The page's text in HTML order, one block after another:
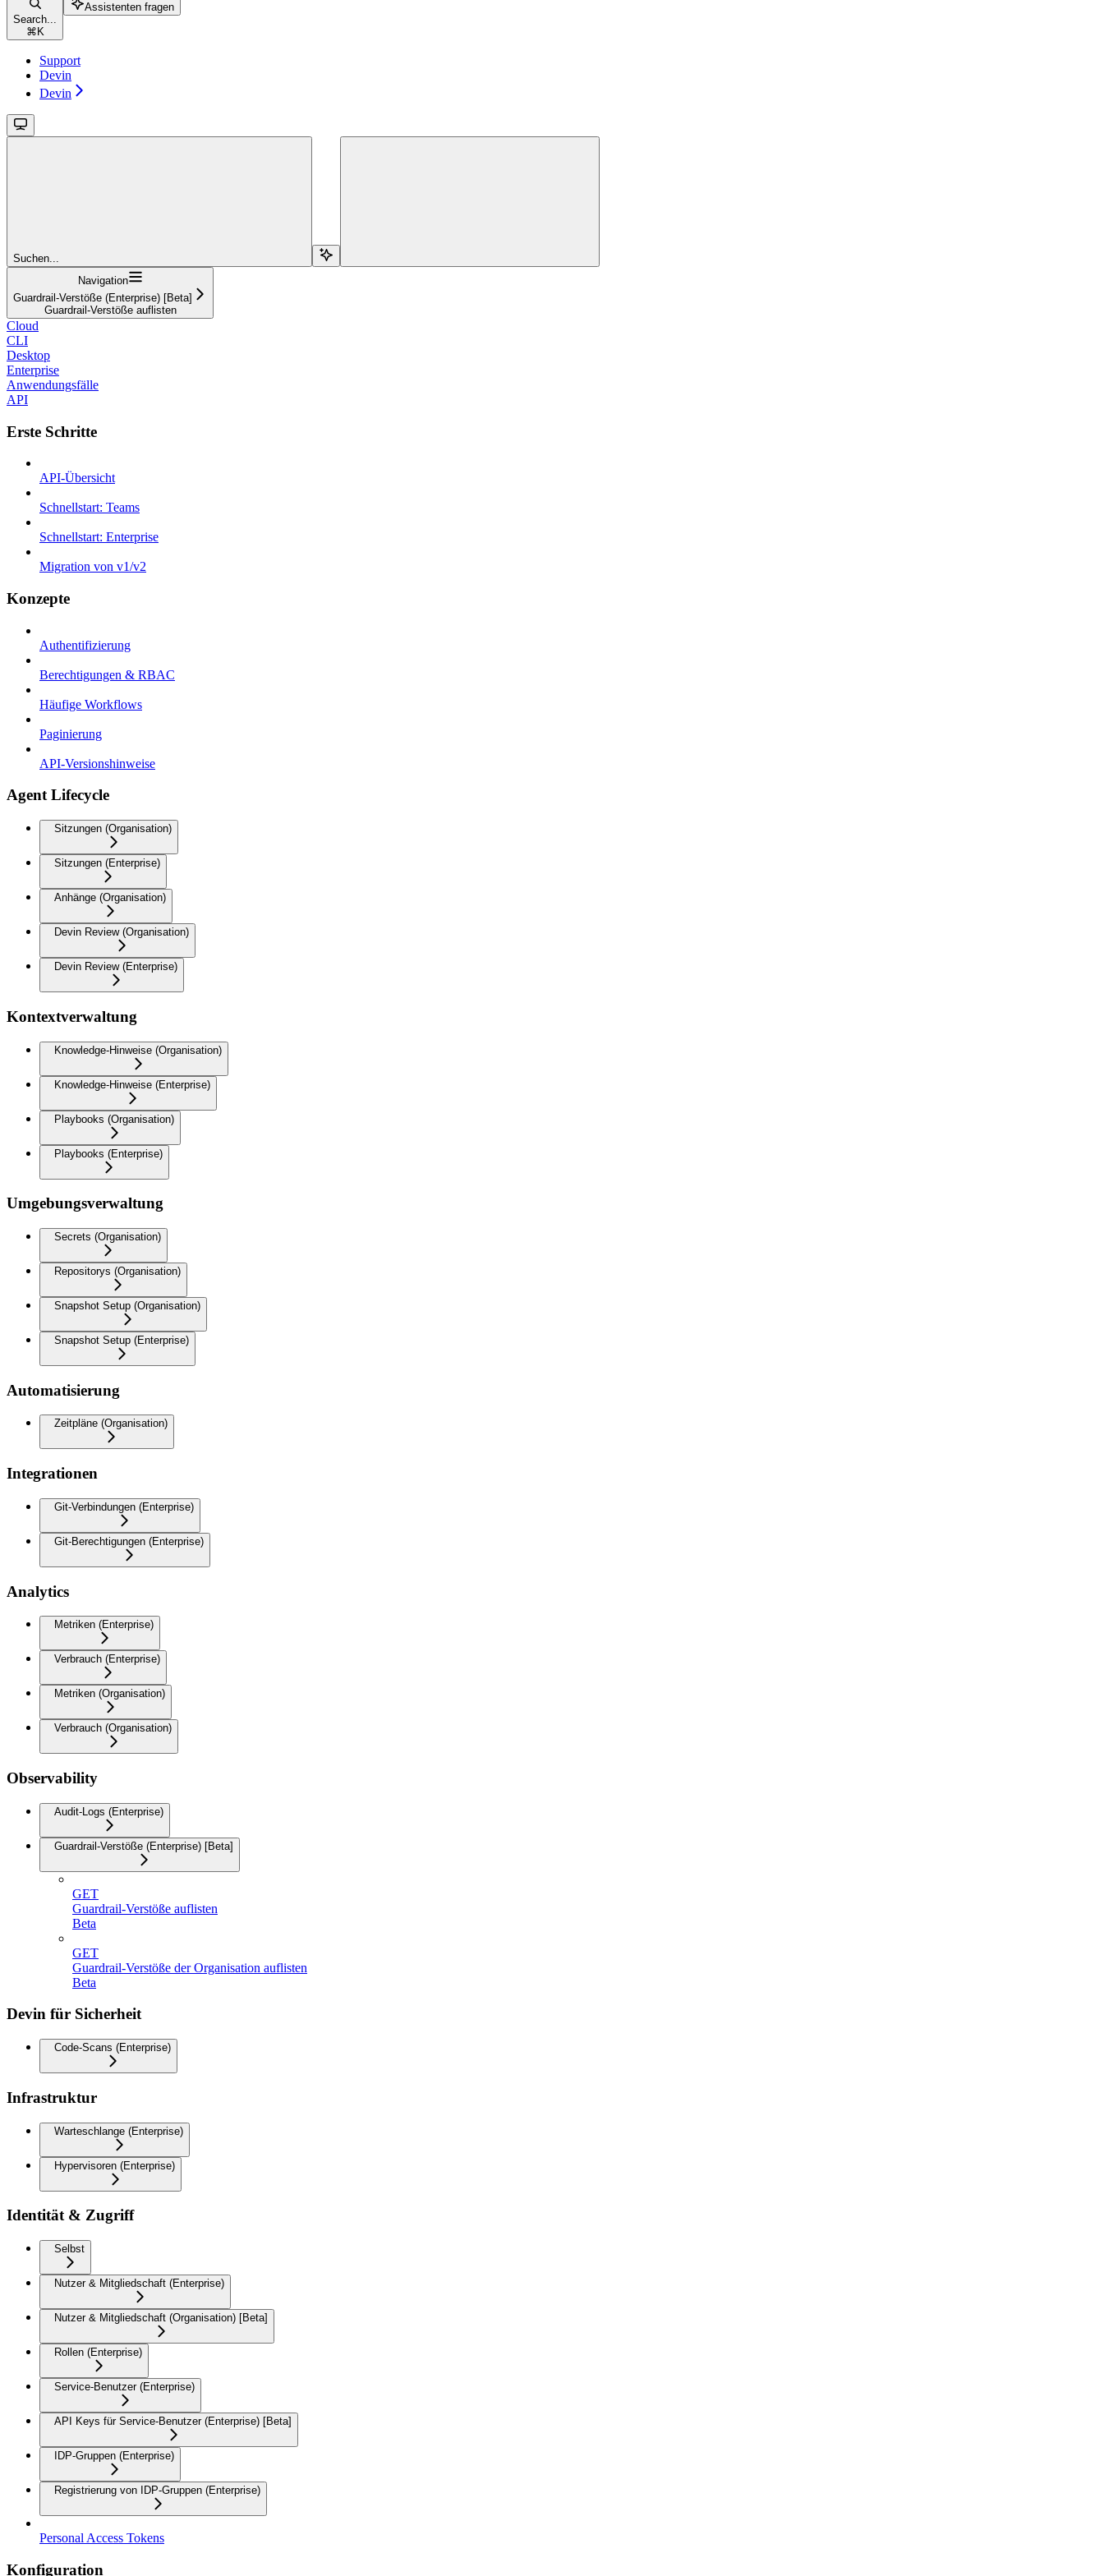
Search...
⌘ K
Assistenten fragen
Support
Devin
Devin
Suchen...
Navigation
Guardrail-Verstöße (Enterprise) [Beta]
Guardrail-Verstöße auflisten
Cloud
CLI
Desktop
Enterprise
Anwendungsfälle
API
Erste Schritte
API-Übersicht
Schnellstart: Teams
Schnellstart: Enterprise
Migration von v1/v2
Konzepte
Authentifizierung
Berechtigungen & RBAC
Häufige Workflows
Paginierung
API-Versionshinweise
Agent Lifecycle
Sitzungen (Organisation)
Sitzungen (Enterprise)
Anhänge (Organisation)
Devin Review (Organisation)
Devin Review (Enterprise)
Kontextverwaltung
Knowledge-Hinweise (Organisation)
Knowledge-Hinweise (Enterprise)
Playbooks (Organisation)
Playbooks (Enterprise)
Umgebungsverwaltung
Secrets (Organisation)
Repositorys (Organisation)
Snapshot Setup (Organisation)
Snapshot Setup (Enterprise)
Automatisierung
Zeitpläne (Organisation)
Integrationen
Git-Verbindungen (Enterprise)
Git-Berechtigungen (Enterprise)
Analytics
Metriken (Enterprise)
Verbrauch (Enterprise)
Metriken (Organisation)
Verbrauch (Organisation)
Observability
Audit-Logs (Enterprise)
Guardrail-Verstöße (Enterprise) [Beta]
GET
Guardrail-Verstöße auflisten
Beta
GET
Guardrail-Verstöße der Organisation auflisten
Beta
Devin für Sicherheit
Code-Scans (Enterprise)
Infrastruktur
Warteschlange (Enterprise)
Hypervisoren (Enterprise)
Identität & Zugriff
Selbst
Nutzer & Mitgliedschaft (Enterprise)
Nutzer & Mitgliedschaft (Organisation) [Beta]
Rollen (Enterprise)
Service-Benutzer (Enterprise)
API Keys für Service-Benutzer (Enterprise) [Beta]
IDP-Gruppen (Enterprise)
Registrierung von IDP-Gruppen (Enterprise)
Personal Access Tokens
Konfiguration